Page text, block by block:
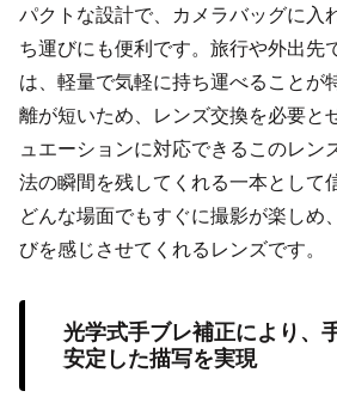
パクトな設計で、カメラバッグに入
ち運びにも便利です。旅行や外出先
は、軽量で気軽に持ち運べることが
離が短いため、レンズ交換を必要と
ュエーションに対応できるこのレン
法の瞬間を残してくれる一本として
どんな場面でもすぐに撮影が楽しめ
びを感じさせてくれるレンズです。
光学式手ブレ補正により、
安定した描写を実現